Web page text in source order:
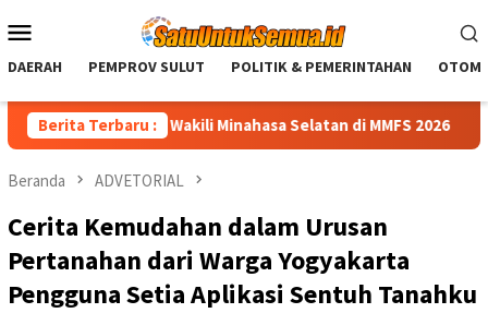
ke
Mobile
DAERAH PEMPROV SULUT POLITIK & PEMERINTAHAN
Berita Terbaru :
Olesa Wakili Minahasa Selatan di MMFS 2026 Perkuat
Beranda ADVETORIAL
Cerita Kemudahan dalam Urusan
Pertanahan dari Warga Yogyakarta
Pengguna Setia Aplikasi Sentuh Tanahku